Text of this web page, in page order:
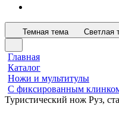
Темная тема Светлая
Главная
Каталог
Ножи и мультитулы
С фиксированным
Туристический нож Руз,